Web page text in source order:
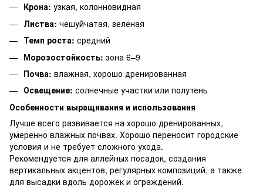
Крона: узкая, колонновидная
Листва: чешуйчатая, зелёная
Темп роста: средний
Морозостойкость: зона 6–9
Почва: влажная, хорошо дренированная
Освещение: солнечные участки или полутень
Особенности выращивания и использования
Лучше всего развивается на хорошо дренированных,
умеренно влажных почвах. Хорошо переносит городские
условия и не требует сложного ухода.
Рекомендуется для аллейных посадок, создания
вертикальных акцентов, регулярных композиций, а также
для высадки вдоль дорожек и ограждений.